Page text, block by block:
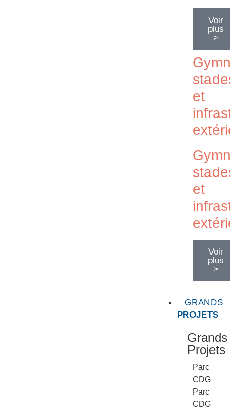
Voir
plus
>
et
et
Voir
plus
>
GRANDS
PROJETS
Grands
Projets
Parc
CDG
Parc
CDG